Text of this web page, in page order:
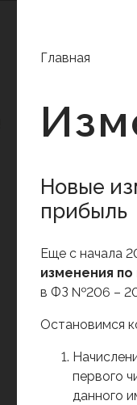
Главная
Новые
прибыль
Еще с начала
изменения по
в ФЗ №206 –
Остановимся
первого
данного